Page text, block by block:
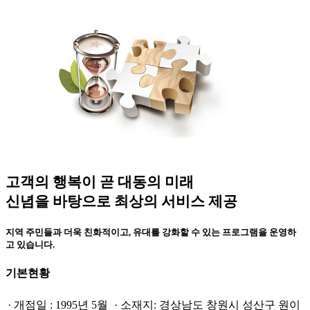
고객의 행복이 곧 대동의 미래
신념을 바탕으로 최상의 서비스 제공
지역 주민들과 더욱 친화적이고, 유대를 강화할 수 있는 프로그램을 운영하
고 있습니다.
기본현황
· 개점일 : 1995년 5월 · 소재지: 경상남도 창원시 성산구 원이